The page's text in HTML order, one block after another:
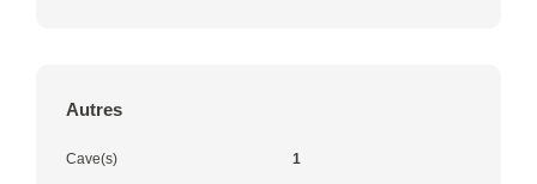
Autres
Cave(s) 1